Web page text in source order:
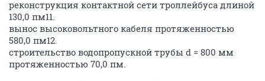
реконструкция контактной сети троллейбуса длиной
130,0 пм11.
вынос высоковольтного кабеля протяженностью
580,0 пм12.
строительство водопропускной трубы d = 800 мм
протяженностью 70,0 пм.